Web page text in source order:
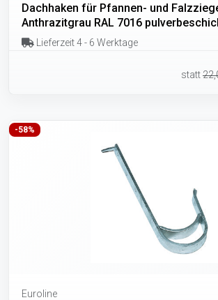
Dachhaken für Pfannen- und
Anthrazitgrau RAL 7016
Lieferzeit 4 - 6 Werktage
statt
-58%
Euroline